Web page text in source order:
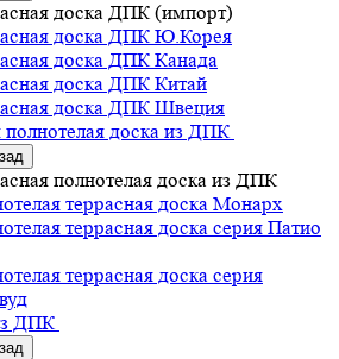
доска ДПК (импорт)
доска ДПК Ю.Корея
доска ДПК Канада
доска ДПК Китай
доска ДПК Швеция
полнотелая доска из ДПК
полнотелая доска из ДПК
террасная доска Монарх
террасная доска серия Патио
террасная доска серия
ДПК